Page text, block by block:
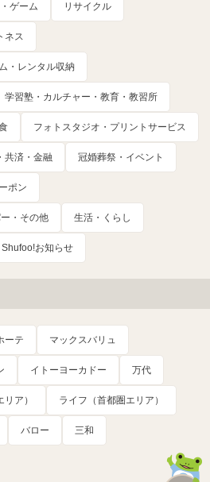
ゲーム リサイクル
ネス
・レンタル収納
学習塾・カルチャー・教育・教習所
フォトスタジオ・プリントサービス
共済・金融 冠婚葬祭・イベント
ポン
・その他 生活・くらし
Shufoo!お知らせ
ーテ マックスバリュ
イトーヨーカドー 万代
ア） ライフ（首都圏エリア）
バロー 三和